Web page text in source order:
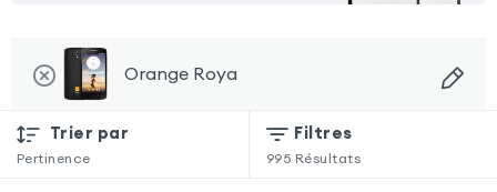
Orange Roya
Trier par
Pertinence
Filtres
995 Résultats